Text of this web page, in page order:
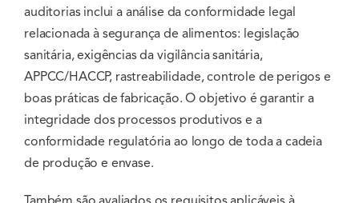
auditorias inclui a análise da conformidade legal
relacionada à segurança de alimentos: legislação
sanitária, exigências da vigilância sanitária,
APPCC/HACCP, rastreabilidade, controle de perigos e
boas práticas de fabricação. O objetivo é garantir a
integridade dos processos produtivos e a
conformidade regulatória ao longo de toda a cadeia
de produção e envase.